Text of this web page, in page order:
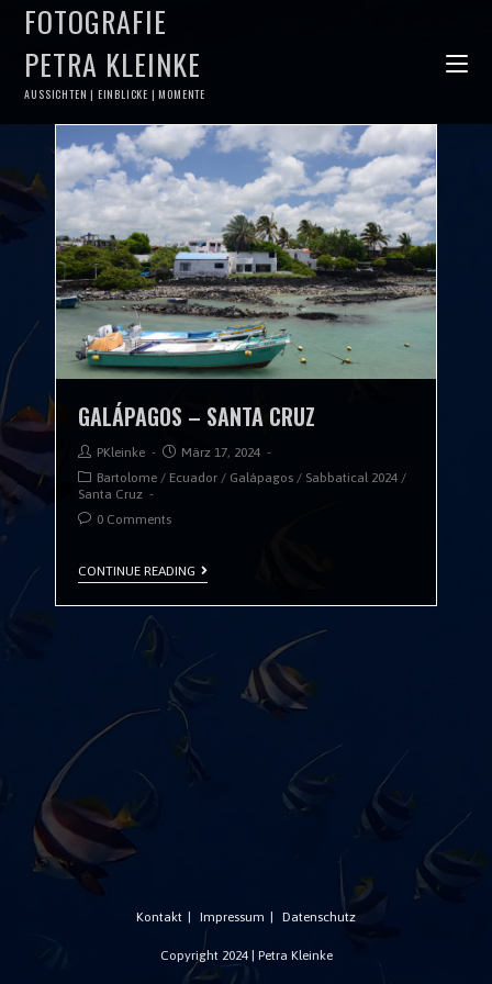
FOTOGRAFIE
PETRA KLEINKE
AUSSICHTEN | EINBLICKE | MOMENTE
GALÁPAGOS – SANTA CRUZ
PKleinke
März 17, 2024
Bartolome / Ecuador / Galápagos / Sabbatical 2024 /
Santa Cruz
0 Comments
CONTINUE READING
Kontakt Impressum Datenschutz
Copyright 2024 | Petra Kleinke